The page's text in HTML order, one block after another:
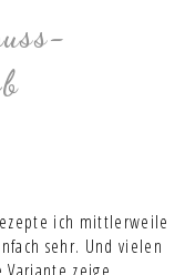
ich mittlerweile
sehr. Und vielen